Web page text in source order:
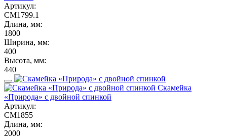
Артикул:
СМ1799.1
Длина, мм:
1800
Ширина, мм:
400
Высота, мм:
440
Скамейка
«Природа» с двойной спинкой
Артикул:
СМ1855
Длина, мм:
2000